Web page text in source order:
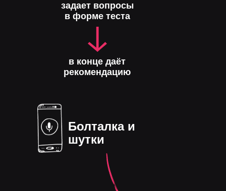
задает вопросы
в форме теста
в конце даёт
рекомендацию
Болталка и
шутки